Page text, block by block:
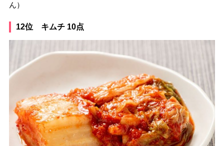
ん）
12位 キムチ 10点